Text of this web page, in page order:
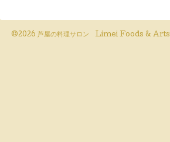
©2026 芦屋の料理サロン Limei Foods & Arts